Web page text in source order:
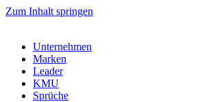
Zum Inhalt springen
Unternehmen
Marken
Leader
KMU
Sprüche